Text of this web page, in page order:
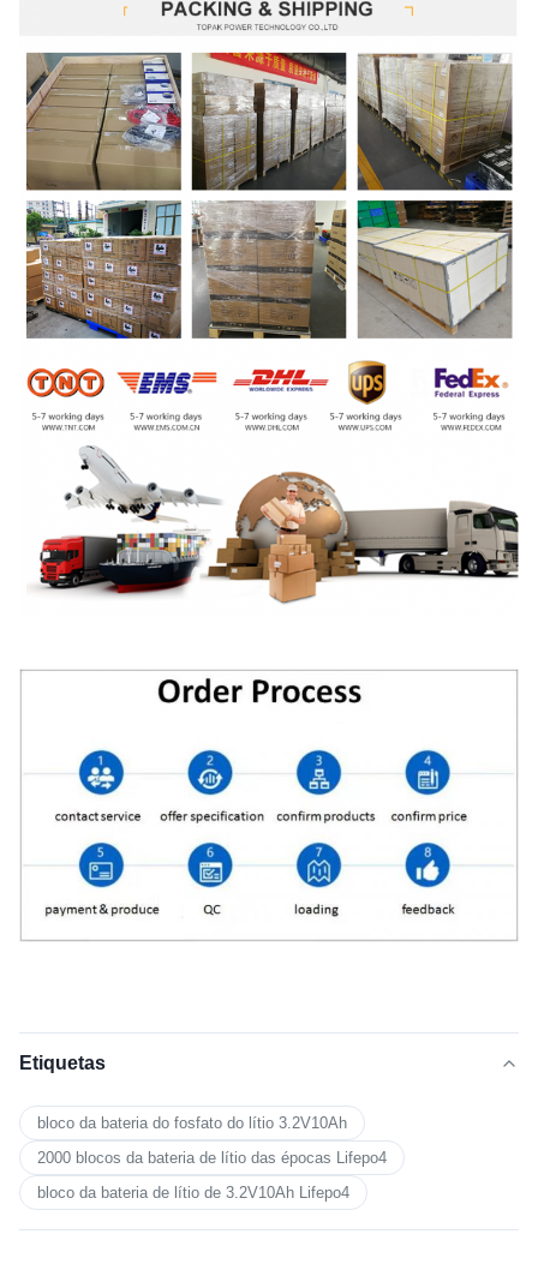
Etiquetas
bloco da bateria do fosfato do lítio 3.2V10Ah
2000 blocos da bateria de lítio das épocas Lifepo4
bloco da bateria de lítio de 3.2V10Ah Lifepo4